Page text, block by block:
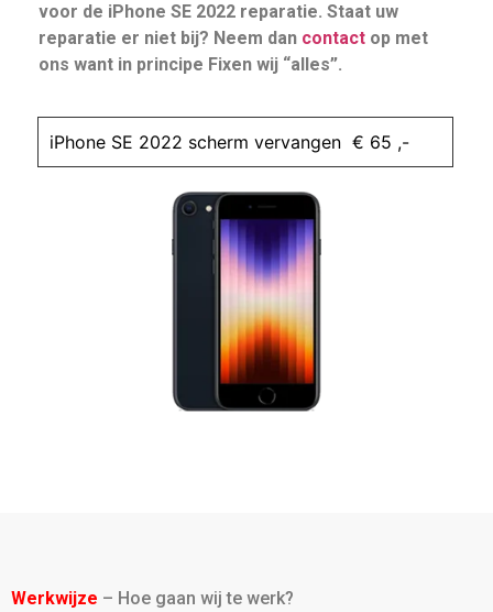
voor de iPhone SE 2022 reparatie. Staat uw
reparatie er niet bij? Neem dan contact op met
ons want in principe Fixen wij “alles”.
iPhone SE 2022 scherm vervangen € 65 ,-
Werkwijze – Hoe gaan wij te werk?